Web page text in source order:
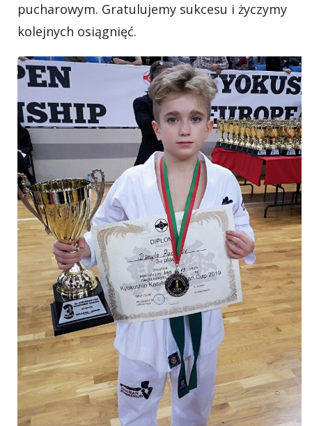
pucharowym. Gratulujemy sukcesu i życzymy
kolejnych osiągnięć.